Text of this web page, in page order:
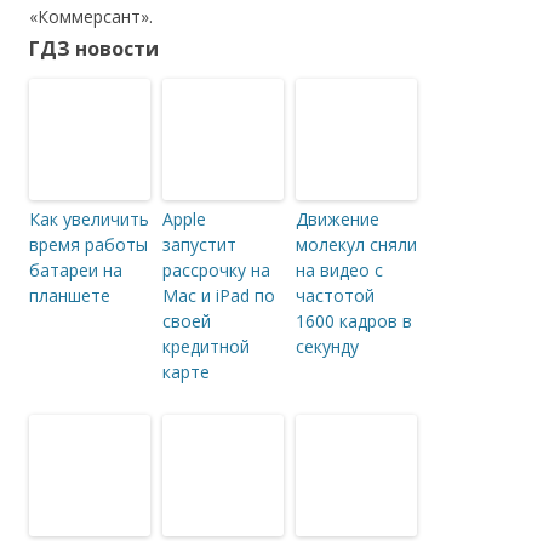
«Коммерсант».
ГДЗ новости
Как увеличить
время работы
батареи на
планшете
Apple
запустит
рассрочку на
Mac и iPad по
своей
кредитной
карте
Движение
молекул сняли
на видео с
частотой
1600 кадров в
секунду